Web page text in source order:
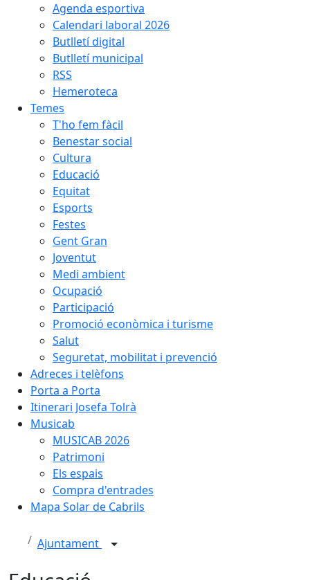
Agenda esportiva
Calendari laboral 2026
Butlletí digital
Butlletí municipal
RSS
Hemeroteca
Temes
T'ho fem fàcil
Benestar social
Cultura
Educació
Equitat
Esports
Festes
Gent Gran
Joventut
Medi ambient
Ocupació
Participació
Promoció econòmica i turisme
Salut
Seguretat, mobilitat i prevenció
Adreces i telèfons
Porta a Porta
Itinerari Josefa Tolrà
Musicab
MUSICAB 2026
Patrimoni
Els espais
Compra d'entrades
Mapa Solar de Cabrils
Ajuntament